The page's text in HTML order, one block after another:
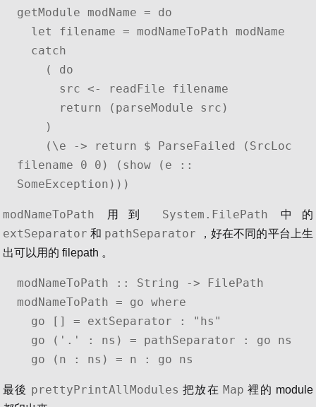
getModule modName = do
filename 0 0) (show (e ::
SomeException)))
modNameToPath 用到 System.FilePath 中的
extSeparator 和 pathSeparator ，好在不同的平台上生
出可以用的 filepath 。
modNameToPath :: String -> FilePath
modNameToPath = go where
  go (n : ns) = n : go ns
最後 prettyPrintAllModules 把放在 Map 裡的 module